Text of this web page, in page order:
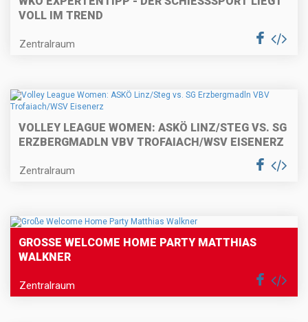
OLL IM TREND
Zentralraum
VOLLEY LEAGUE WOMEN: ASKÖ LINZ/STEG VS. SG
ERZBERGMADLN VBV TROFAIACH/WSV EISENERZ
Zentralraum
GROSSE WELCOME HOME PARTY MATTHIAS W
ALKNER
Zentralraum